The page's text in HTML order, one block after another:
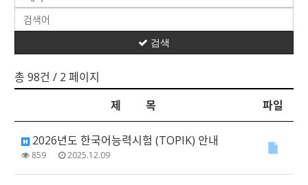
총 98건 / 2 페이지
검색
제 목 파일
2026년도 한국어능력시험 (TOPIK) 안내
859 2025.12.09